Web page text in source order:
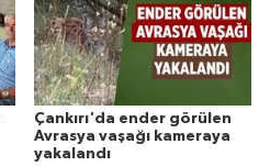
Çankırı'da ender görülen
Avrasya vaşağı kameraya
yakalandı